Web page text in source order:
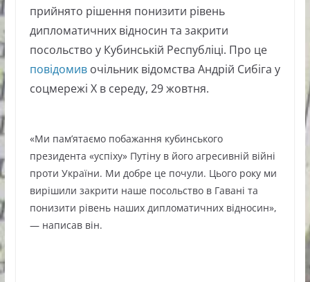
прийнято рішення понизити рівень
дипломатичних відносин та закрити
посольство у Кубинській Республіці. Про це
повідомивочільник відомства Андрій Сибіга у
соцмережі Х в середу, 29 жовтня.
«Ми пам’ятаємо побажання кубинського
президента «успіху» Путіну в його агресивній війні
проти України. Ми добре це почули. Цього року ми
вирішили закрити наше посольство в Гавані та
понизити рівень наших дипломатичних відносин»,
— написав він.